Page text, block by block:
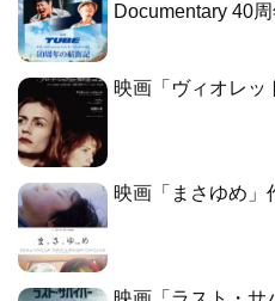
Documentary 40
映画「ヴィオレッ
映画「まさゆめ」